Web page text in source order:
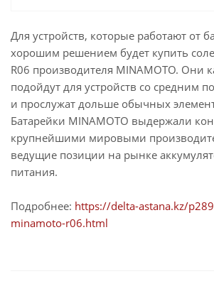
Для устройств, которые работают от
хорошим решением будет купить
R06 производителя MINAMOTO. Они
подойдут для устройств со средним
и прослужат дольше обычных
Батарейки MINAMOTO выдержали
крупнейшими мировыми
ведущие позиции на рынке
питания.
Подробнее: https://delta-astana.kz/
minamoto-r06.html